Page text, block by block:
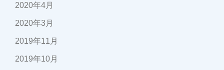
2020年4月
2020年3月
2019年11月
2019年10月